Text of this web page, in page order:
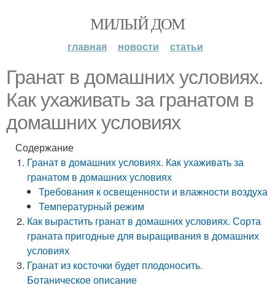
МИЛЫЙ ДОМ
главная новости статьи
Гранат в домашних условиях.
Как ухаживать за гранатом в
домашних условиях
Содержание
Гранат в домашних условиях. Как ухаживать за
гранатом в домашних условиях
Требования к освещенности и влажности воздуха
Температурный режим
Как вырастить гранат в домашних условиях. Сорта
граната пригодные для выращивания в домашних
условиях
Гранат из косточки будет плодоносить.
Ботаническое описание